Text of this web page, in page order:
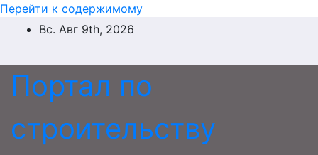
Перейти к содержимому
Вс. Авг 9th, 2026
Портал по
строительству